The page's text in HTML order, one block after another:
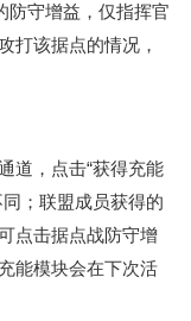
防守增益，仅指挥官
打该据点的情况，
道，点击“获得充能
；联盟成员获得的
点击据点战防守增
能模块会在下次活